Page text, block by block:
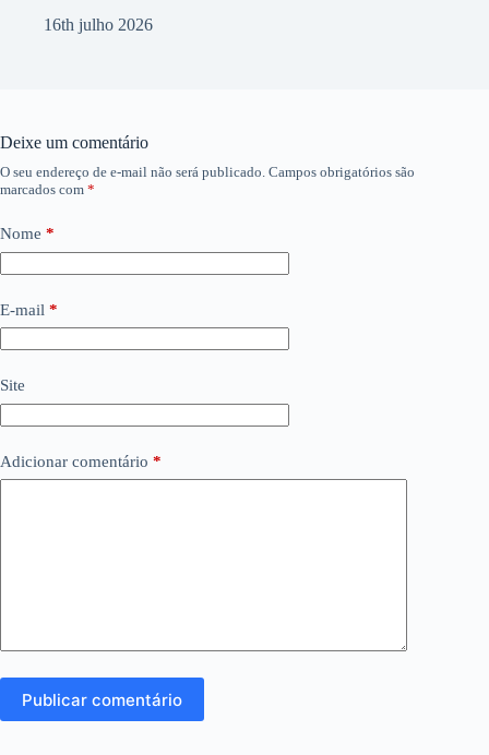
16th julho 2026
Deixe um comentário
O seu endereço de e-mail não será publicado. Campos obrigatórios são
marcados com *
Nome *
E-mail *
Site
Adicionar comentário *
Publicar comentário